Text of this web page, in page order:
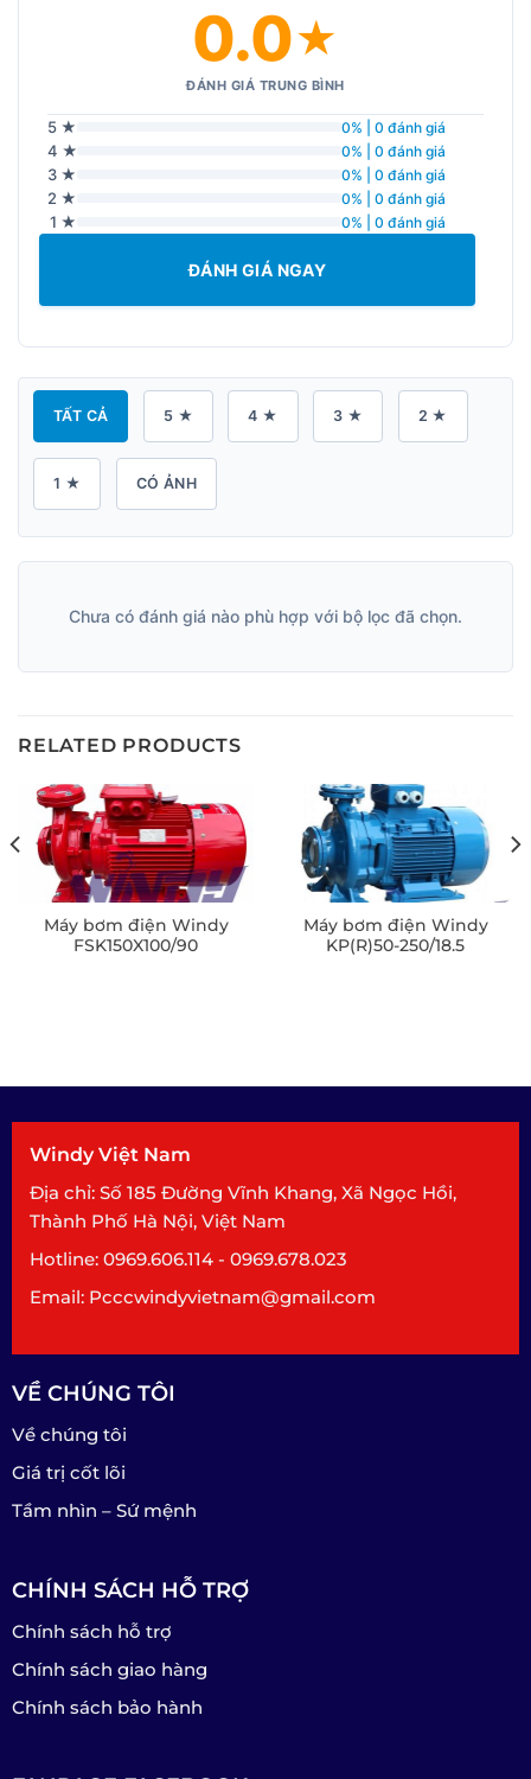
0.0★
ĐÁNH GIÁ TRUNG BÌNH
5 ★ 0% | 0 đánh giá
4 ★ 0% | 0 đánh giá
3 ★ 0% | 0 đánh giá
2 ★ 0% | 0 đánh giá
1 ★ 0% | 0 đánh giá
ĐÁNH GIÁ NGAY
TẤT CẢ 5 ★ 4 ★ 3 ★ 2 ★
1 ★ CÓ ẢNH
Chưa có đánh giá nào phù hợp với bộ lọc đã chọn.
RELATED PRODUCTS
Máy bơm điện Windy
FSK150X100/90
Máy bơm điện Windy
KP(R)50-250/18.5
Windy Việt Nam
Địa chỉ: Số 185 Đường Vĩnh Khang, Xã Ngọc Hồi,
Thành Phố Hà Nội, Việt Nam
Hotline: 0969.606.114 - 0969.678.023
Email: Pcccwindyvietnam@gmail.com
VỀ CHÚNG TÔI
Về chúng tôi
Giá trị cốt lõi
Tầm nhìn – Sứ mệnh
CHÍNH SÁCH HỖ TRỢ
Chính sách hỗ trợ
Chính sách giao hàng
Chính sách bảo hành